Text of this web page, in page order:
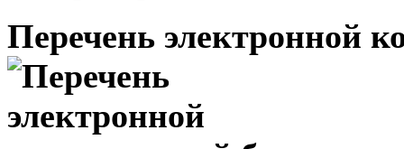
Перечень электронной